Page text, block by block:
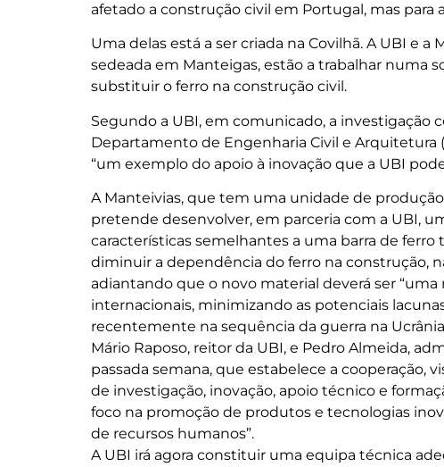
afetado a construção civil em Portugal, mas
Uma delas está a ser criada na Covilhã. A UBI e
sedeada em Manteigas, estão a trabalhar numa
substituir o ferro na construção civil.
Segundo a UBI, em comunicado, a
Departamento de Engenharia Civil e Arquitetura
“um exemplo do apoio à inovação que a UBI
A Manteivias, que tem uma unidade de
pretende desenvolver, em parceria com a UBI,
características semelhantes a uma barra de
diminuir a dependência do ferro na construção,
adiantando que o novo material deverá ser
internacionais, minimizando as potenciais
recentemente na sequência da guerra na
Mário Raposo, reitor da UBI, e Pedro Almeida,
passada semana, que estabelece a
de investigação, inovação, apoio técnico e
foco na promoção de produtos e tecnologias
de recursos humanos”.
A UBI irá agora constituir uma equipa técnica